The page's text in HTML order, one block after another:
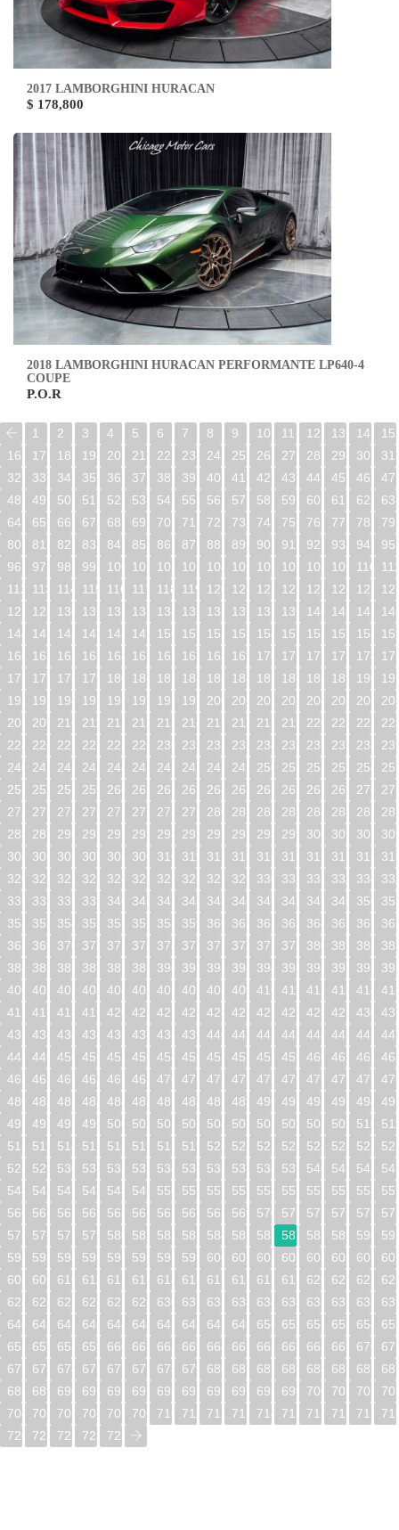
2017 LAMBORGHINI HURACAN
$ 178,800
2018 LAMBORGHINI HURACAN PERFORMANTE LP640-4
COUPE
P.O.R
1 2 3 4 5 6 7 8 9 10 11 12 13 14
15
16
17 18 19 20 21 22 23 24 25 26 27 28 29 30
31
32
33 34 35 36 37 38 39 40 41 42 43 44 45 46
47
48
49 50 51 52 53 54 55 56 57 58 59 60 61 62
63
64
65 66 67 68 69 70 71 72 73 74 75 76 77 78
79
80
81 82 83 84 85 86 87 88 89 90 91 92 93 94
95
96
97 98 99 100 101 102 103 104 105 106 107 108 109 110
112
113 114 115 116 117 118 119 120 121 122 123 124 125 126
128
129 130 131 132 133 134 135 136 137 138 139 140 141 142
144
145 146 147 148 149 150 151 152 153 154 155 156 157 158
160
161 162 163 164 165 166 167 168 169 170 171 172 173 174
176
177 178 179 180 181 182 183 184 185 186 187 188 189 190
192
193 194 195 196 197 198 199 200 201 202 203 204 205 206
208
209 210 211 212 213 214 215 216 217 218 219 220 221 222
224
225 226 227 228 229 230 231 232 233 234 235 236 237 238
240
241 242 243 244 245 246 247 248 249 250 251 252 253 254
256
257 258 259 260 261 262 263 264 265 266 267 268 269 270
272
273 274 275 276 277 278 279 280 281 282 283 284 285 286
288
289 290 291 292 293 294 295 296 297 298 299 300 301 302
304
305 306 307 308 309 310 311 312 313 314 315 316 317 318
320
321 322 323 324 325 326 327 328 329 330 331 332 333 334
336
337 338 339 340 341 342 343 344 345 346 347 348 349 350
352
353 354 355 356 357 358 359 360 361 362 363 364 365 366
368
369 370 371 372 373 374 375 376 377 378 379 380 381 382
384
385 386 387 388 389 390 391 392 393 394 395 396 397 398
400
401 402 403 404 405 406 407 408 409 410 411 412 413 414
416
417 418 419 420 421 422 423 424 425 426 427 428 429 430
432
433 434 435 436 437 438 439 440 441 442 443 444 445 446
448
449 450 451 452 453 454 455 456 457 458 459 460 461 462
464
465 466 467 468 469 470 471 472 473 474 475 476 477 478
480
481 482 483 484 485 486 487 488 489 490 491 492 493 494
496
497 498 499 500 501 502 503 504 505 506 507 508 509 510
512
513 514 515 516 517 518 519 520 521 522 523 524 525 526
528
529 530 531 532 533 534 535 536 537 538 539 540 541 542
544
545 546 547 548 549 550 551 552 553 554 555 556 557 558
560
561 562 563 564 565 566 567 568 569 570 571 572 573 574
576
577 578 579 580 581 582 583 584 585 586 587 588 589 590
592
593 594 595 596 597 598 599 600 601 602 603 604 605 606
608
609 610 611 612 613 614 615 616 617 618 619 620 621 622
624
625 626 627 628 629 630 631 632 633 634 635 636 637 638
640
641 642 643 644 645 646 647 648 649 650 651 652 653 654
656
657 658 659 660 661 662 663 664 665 666 667 668 669 670
672
673 674 675 676 677 678 679 680 681 682 683 684 685 686
688
689 690 691 692 693 694 695 696 697 698 699 700 701 702
704
705 706 707 708 709 710 711 712 713 714 715 716 717 718
720
721 722 723 724